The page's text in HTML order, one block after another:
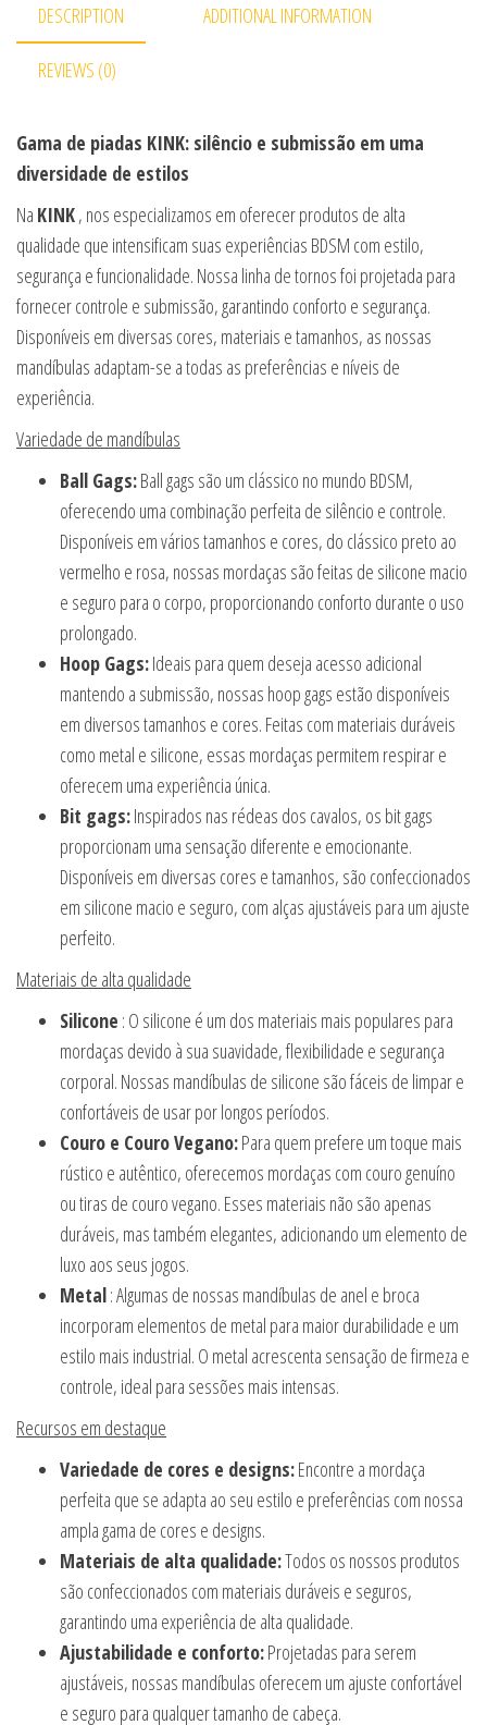
DESCRIPTION ADDITIONAL INFORMATION
REVIEWS (0)
Gama de piadas KINK: silêncio e submissão em uma
diversidade de estilos
Na KINK, nos especializamos em oferecer produtos de alta
qualidade que intensificam suas experiências BDSM com estilo,
segurança e funcionalidade. Nossa linha de tornos foi projetada para
fornecer controle e submissão, garantindo conforto e segurança.
Disponíveis em diversas cores, materiais e tamanhos, as nossas
mandíbulas adaptam-se a todas as preferências e níveis de
experiência.
Variedade de mandíbulas
Ball Gags:Ball gags são um clássico no mundo BDSM,
oferecendo uma combinação perfeita de silêncio e controle.
Disponíveis em vários tamanhos e cores, do clássico preto ao
vermelho e rosa, nossas mordaças são feitas de silicone macio
e seguro para o corpo, proporcionando conforto durante o uso
prolongado.
Hoop Gags:Ideais para quem deseja acesso adicional
mantendo a submissão, nossas hoop gags estão disponíveis
em diversos tamanhos e cores. Feitas com materiais duráveis
como metal e silicone, essas mordaças permitem respirar e
oferecem uma experiência única.
Bit gags:Inspirados nas rédeas dos cavalos, os bit gags
proporcionam uma sensação diferente e emocionante.
Disponíveis em diversas cores e tamanhos, são confeccionados
em silicone macio e seguro, com alças ajustáveis para um ajuste
perfeito.
Materiais de alta qualidade
Silicone : O silicone é um dos materiais mais populares para
mordaças devido à sua suavidade, flexibilidade e segurança
corporal. Nossas mandíbulas de silicone são fáceis de limpar e
confortáveis de usar por longos períodos.
Couro e Couro Vegano:Para quem prefere um toque mais
rústico e autêntico, oferecemos mordaças com couro genuíno
ou tiras de couro vegano. Esses materiais não são apenas
duráveis, mas também elegantes, adicionando um elemento de
luxo aos seus jogos.
Metal: Algumas de nossas mandíbulas de anel e broca
incorporam elementos de metal para maior durabilidade e um
estilo mais industrial. O metal acrescenta sensação de firmeza e
controle, ideal para sessões mais intensas.
Recursos em destaque
Variedade de cores e designs:Encontre a mordaça
perfeita que se adapta ao seu estilo e preferências com nossa
ampla gama de cores e designs.
Materiais de alta qualidade:Todos os nossos produtos
são confeccionados com materiais duráveis e seguros,
garantindo uma experiência de alta qualidade.
Ajustabilidade e conforto:Projetadas para serem
ajustáveis, nossas mandíbulas oferecem um ajuste confortável
e seguro para qualquer tamanho de cabeça.